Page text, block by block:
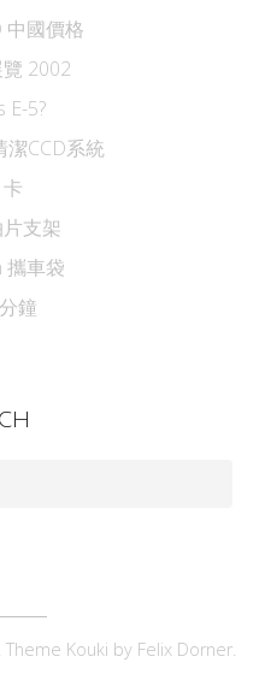
中國價格
2002
E-5?
潔CCD系統
支架
攜車袋
鐘
. Theme Kouki by Felix Dorner.